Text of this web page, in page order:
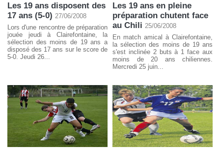
Les 19 ans disposent des
17 ans (5-0) 27/06/2008
Lors d'une rencontre de préparation
jouée jeudi à Clairefontaine, la
sélection des moins de 19 ans a
disposé des 17 ans sur le score de
5-0. Jeudi 26...
Les 19 ans en pleine
préparation chutent face
au Chili 25/06/2008
En match amical à Clairefontaine,
la sélection des moins de 19 ans
s'est inclinée 2 buts à 1 face aux
moins de 20 ans chiliennes.
Mercredi 25 juin...